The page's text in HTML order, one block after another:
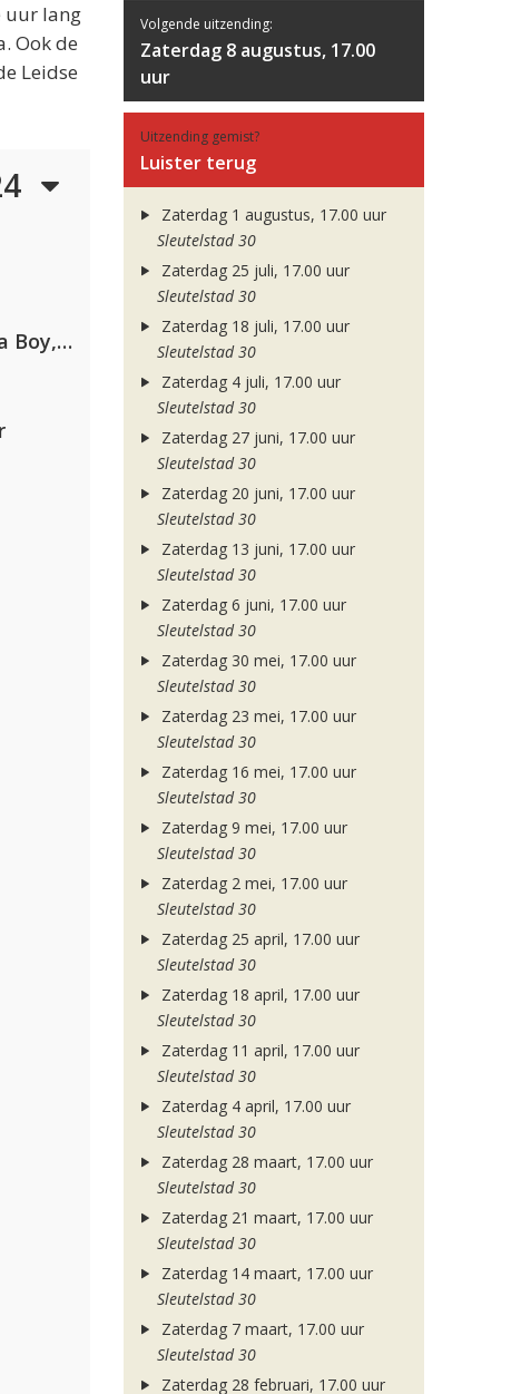
uur lang
Ook de
Leidse
Coldplay ft. Little Simz, Burna Boy, Elyanna & Tini
Volgende uitzending:
Zaterdag 8 augustus, 17.00
uur
Uitzending gemist?
Luister terug
Zaterdag 1 augustus, 17.00 uur
Sleutelstad 30
Zaterdag 25 juli, 17.00 uur
Sleutelstad 30
Zaterdag 18 juli, 17.00 uur
Sleutelstad 30
Zaterdag 4 juli, 17.00 uur
Sleutelstad 30
Zaterdag 27 juni, 17.00 uur
Sleutelstad 30
Zaterdag 20 juni, 17.00 uur
Sleutelstad 30
Zaterdag 13 juni, 17.00 uur
Sleutelstad 30
Zaterdag 6 juni, 17.00 uur
Sleutelstad 30
Zaterdag 30 mei, 17.00 uur
Sleutelstad 30
Zaterdag 23 mei, 17.00 uur
Sleutelstad 30
Zaterdag 16 mei, 17.00 uur
Sleutelstad 30
Zaterdag 9 mei, 17.00 uur
Sleutelstad 30
Zaterdag 2 mei, 17.00 uur
Sleutelstad 30
Zaterdag 25 april, 17.00 uur
Sleutelstad 30
Zaterdag 18 april, 17.00 uur
Sleutelstad 30
Zaterdag 11 april, 17.00 uur
Sleutelstad 30
Zaterdag 4 april, 17.00 uur
Sleutelstad 30
Zaterdag 28 maart, 17.00 uur
Sleutelstad 30
Zaterdag 21 maart, 17.00 uur
Sleutelstad 30
Zaterdag 14 maart, 17.00 uur
Sleutelstad 30
Zaterdag 7 maart, 17.00 uur
Sleutelstad 30
Zaterdag 28 februari, 17.00 uur